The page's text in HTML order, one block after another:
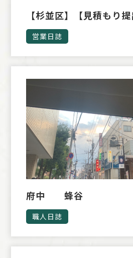
【杉並区】【見積もり
営業日誌
府中 蜂谷
職人日誌